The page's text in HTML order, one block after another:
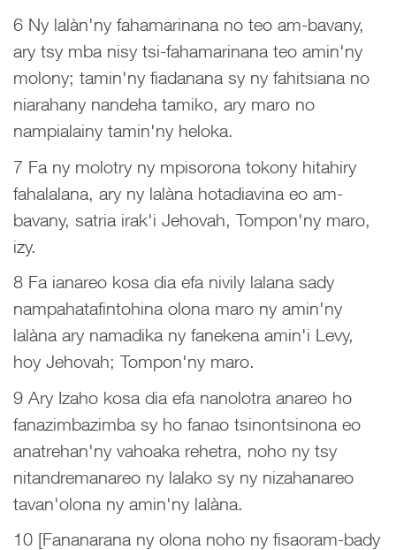
6 Ny lalàn'ny fahamarinana no teo am-bavany,
ary tsy mba nisy tsi-fahamarinana teo amin'ny
molony; tamin'ny fiadanana sy ny fahitsiana no
niarahany nandeha tamiko, ary maro no
nampialainy tamin'ny heloka.
7 Fa ny molotry ny mpisorona tokony hitahiry
fahalalana, ary ny lalàna hotadiavina eo am-
bavany, satria irak'i Jehovah, Tompon'ny maro,
izy.
8 Fa ianareo kosa dia efa nivily lalana sady
nampahatafintohina olona maro ny amin'ny
lalàna ary namadika ny fanekena amin'i Levy,
hoy Jehovah; Tompon'ny maro.
9 Ary Izaho kosa dia efa nanolotra anareo ho
fanazimbazimba sy ho fanao tsinontsinona eo
anatrehan'ny vahoaka rehetra, noho ny tsy
nitandremanareo ny lalako sy ny nizahanareo
tavan'olona ny amin'ny lalàna.
10 [Fananarana ny olona noho ny fisaoram-bady